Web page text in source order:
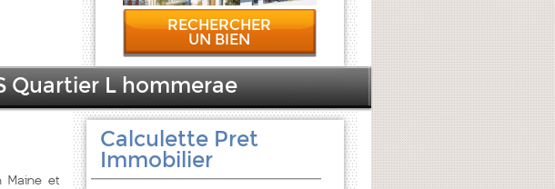
RECHERCHER
UN BIEN
Quartier L hommerae
Maine et
Calculette Pret
Immobilier